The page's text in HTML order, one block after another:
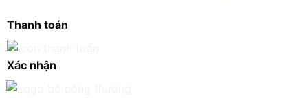
Thanh toán
Xác nhận